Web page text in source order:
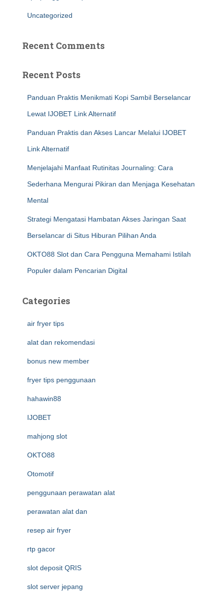
Uncategorized
Recent Comments
Recent Posts
Panduan Praktis Menikmati Kopi Sambil Berselancar
Lewat IJOBET Link Alternatif
Panduan Praktis dan Akses Lancar Melalui IJOBET
Link Alternatif
Menjelajahi Manfaat Rutinitas Journaling: Cara
Sederhana Mengurai Pikiran dan Menjaga Kesehatan
Mental
Strategi Mengatasi Hambatan Akses Jaringan Saat
Berselancar di Situs Hiburan Pilihan Anda
OKTO88 Slot dan Cara Pengguna Memahami Istilah
Populer dalam Pencarian Digital
Categories
air fryer tips
alat dan rekomendasi
bonus new member
fryer tips penggunaan
hahawin88
IJOBET
mahjong slot
OKTO88
Otomotif
penggunaan perawatan alat
perawatan alat dan
resep air fryer
rtp gacor
slot deposit QRIS
slot server jepang